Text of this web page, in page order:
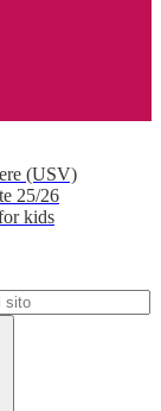
(USV)
25/26
kids